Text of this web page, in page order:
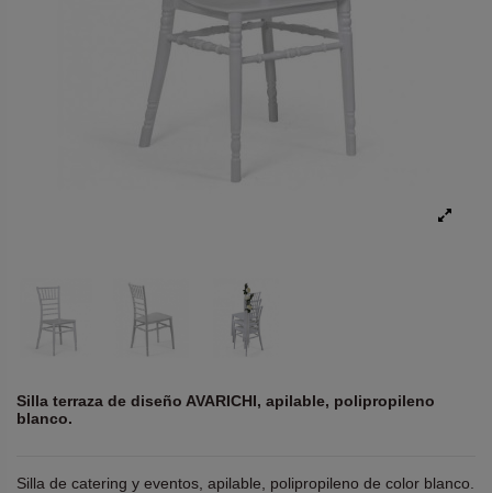
Silla terraza de diseño AVARICHI, apilable, polipropileno
blanco.
Silla de catering y eventos, apilable, polipropileno de color blanco.